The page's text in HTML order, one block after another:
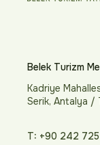
Belek Turizm
Kadriye
Serik, Antalya /
T: +90 242